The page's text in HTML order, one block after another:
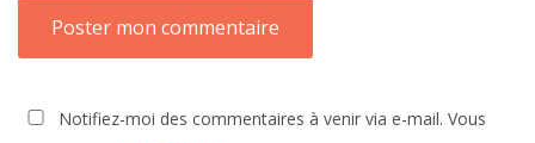
Notifiez-moi des commentaires à venir via e-mail. Vous